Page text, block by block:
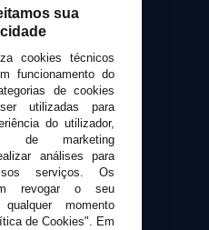
DIY Alquimia
ao cliente
sua
cookies técnicos
funcionamento do
de cookies
utilizadas para
do utilizador,
de marketing
análises para
serviços. Os
revogar o seu
momento
de Cookies". Em